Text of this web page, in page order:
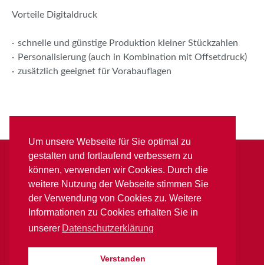
Um unsere Webseite für Sie optimal zu
gestalten und fortlaufend verbessern zu
können, verwenden wir Cookies. Durch die
weitere Nutzung der Webseite stimmen Sie
der Verwendung von Cookies zu. Weitere
Informationen zu Cookies erhalten Sie in
unserer Datenschutzerklärung
Verstanden
Vorteile Digitaldruck
schnelle und günstige Produktion kleiner Stückzahlen
Personalisierung (auch in Kombination mit Offsetdruck)
zusätzlich geeignet für Vorabauflagen
Druckerei Willy Gröer GmbH & Co. KG
Kalkstraße 2
09116 Chemnitz
Telefon
+49.371.814 93 - 0
+49.371.814 93 22